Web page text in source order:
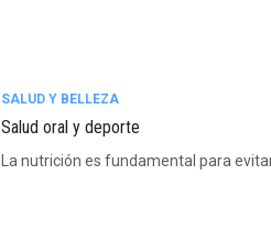
SALUD Y BELLEZA
Salud oral y deporte
La nutrición es fundamental para